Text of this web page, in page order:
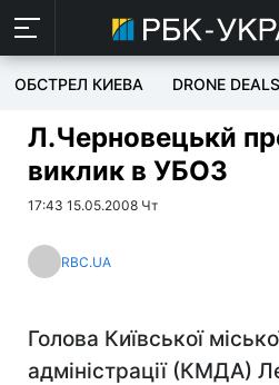
ОБСТРЕЛ КИЕВА DRONE DEALS
Л.Черновецькй
виклик в УБОЗ
17:43 15.05.2008 Чт
RBC.UA
Голова Київської
адміністрації (КМДА)